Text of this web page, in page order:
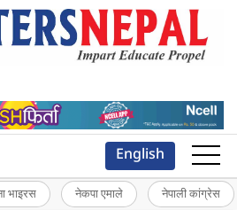
English
भाइरस नेकपा एमाले नेपाली कांग्रेस